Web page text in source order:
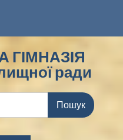
ГІМНАЗІЯ
ради